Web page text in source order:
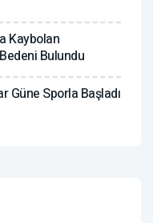
Kaybolan
Bulundu
Güne Sporla Başladı